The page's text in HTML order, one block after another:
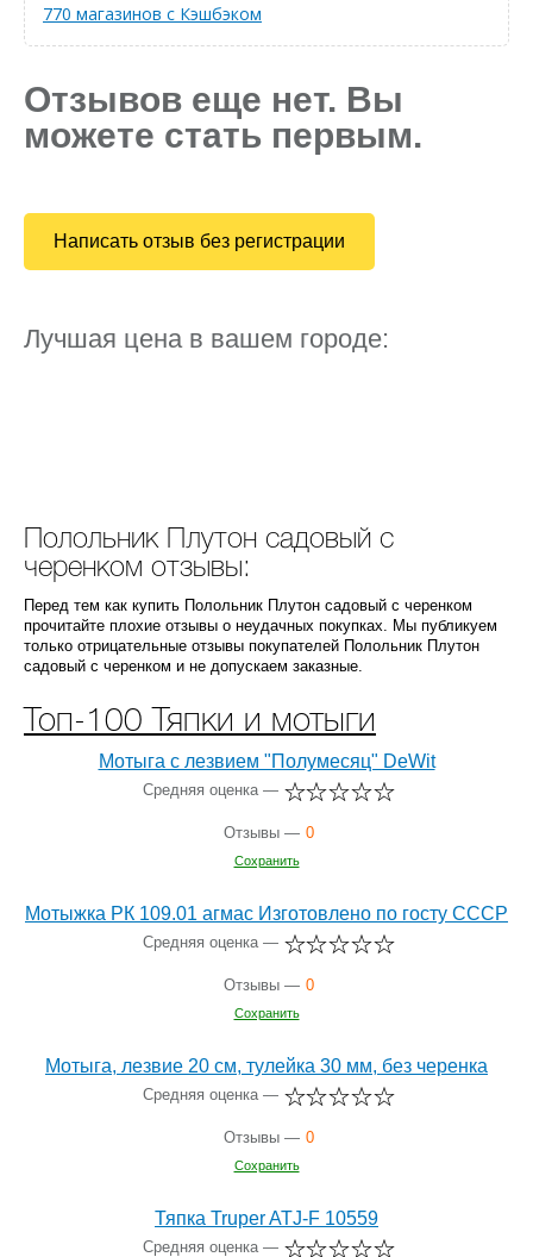
770 магазинов с Кэшбэком
Отзывов еще нет. Вы
можете стать первым.
Написать отзыв без регистрации
Лучшая цена в вашем городе:
Полольник Плутон садовый с
черенком отзывы:
Перед тем как купить Полольник Плутон садовый с черенком
прочитайте плохие отзывы о неудачных покупках. Мы публикуем
только отрицательные отзывы покупателей Полольник Плутон
садовый с черенком и не допускаем заказные.
Топ-100 Тяпки и мотыги
Мотыга с лезвием "Полумесяц" DeWit
Средняя оценка —
Отзывы — 0
Сохранить
Мотыжка РК 109.01 агмас Изготовлено по госту СССР
Средняя оценка —
Отзывы — 0
Сохранить
Мотыга, лезвие 20 см, тулейка 30 мм, без черенка
Средняя оценка —
Отзывы — 0
Сохранить
Тяпка Truper ATJ-F 10559
Средняя оценка —